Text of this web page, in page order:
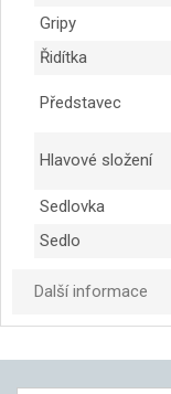
Gripy
Řidítka
Představec
Hlavové složení
Sedlovka
Sedlo
Další informace